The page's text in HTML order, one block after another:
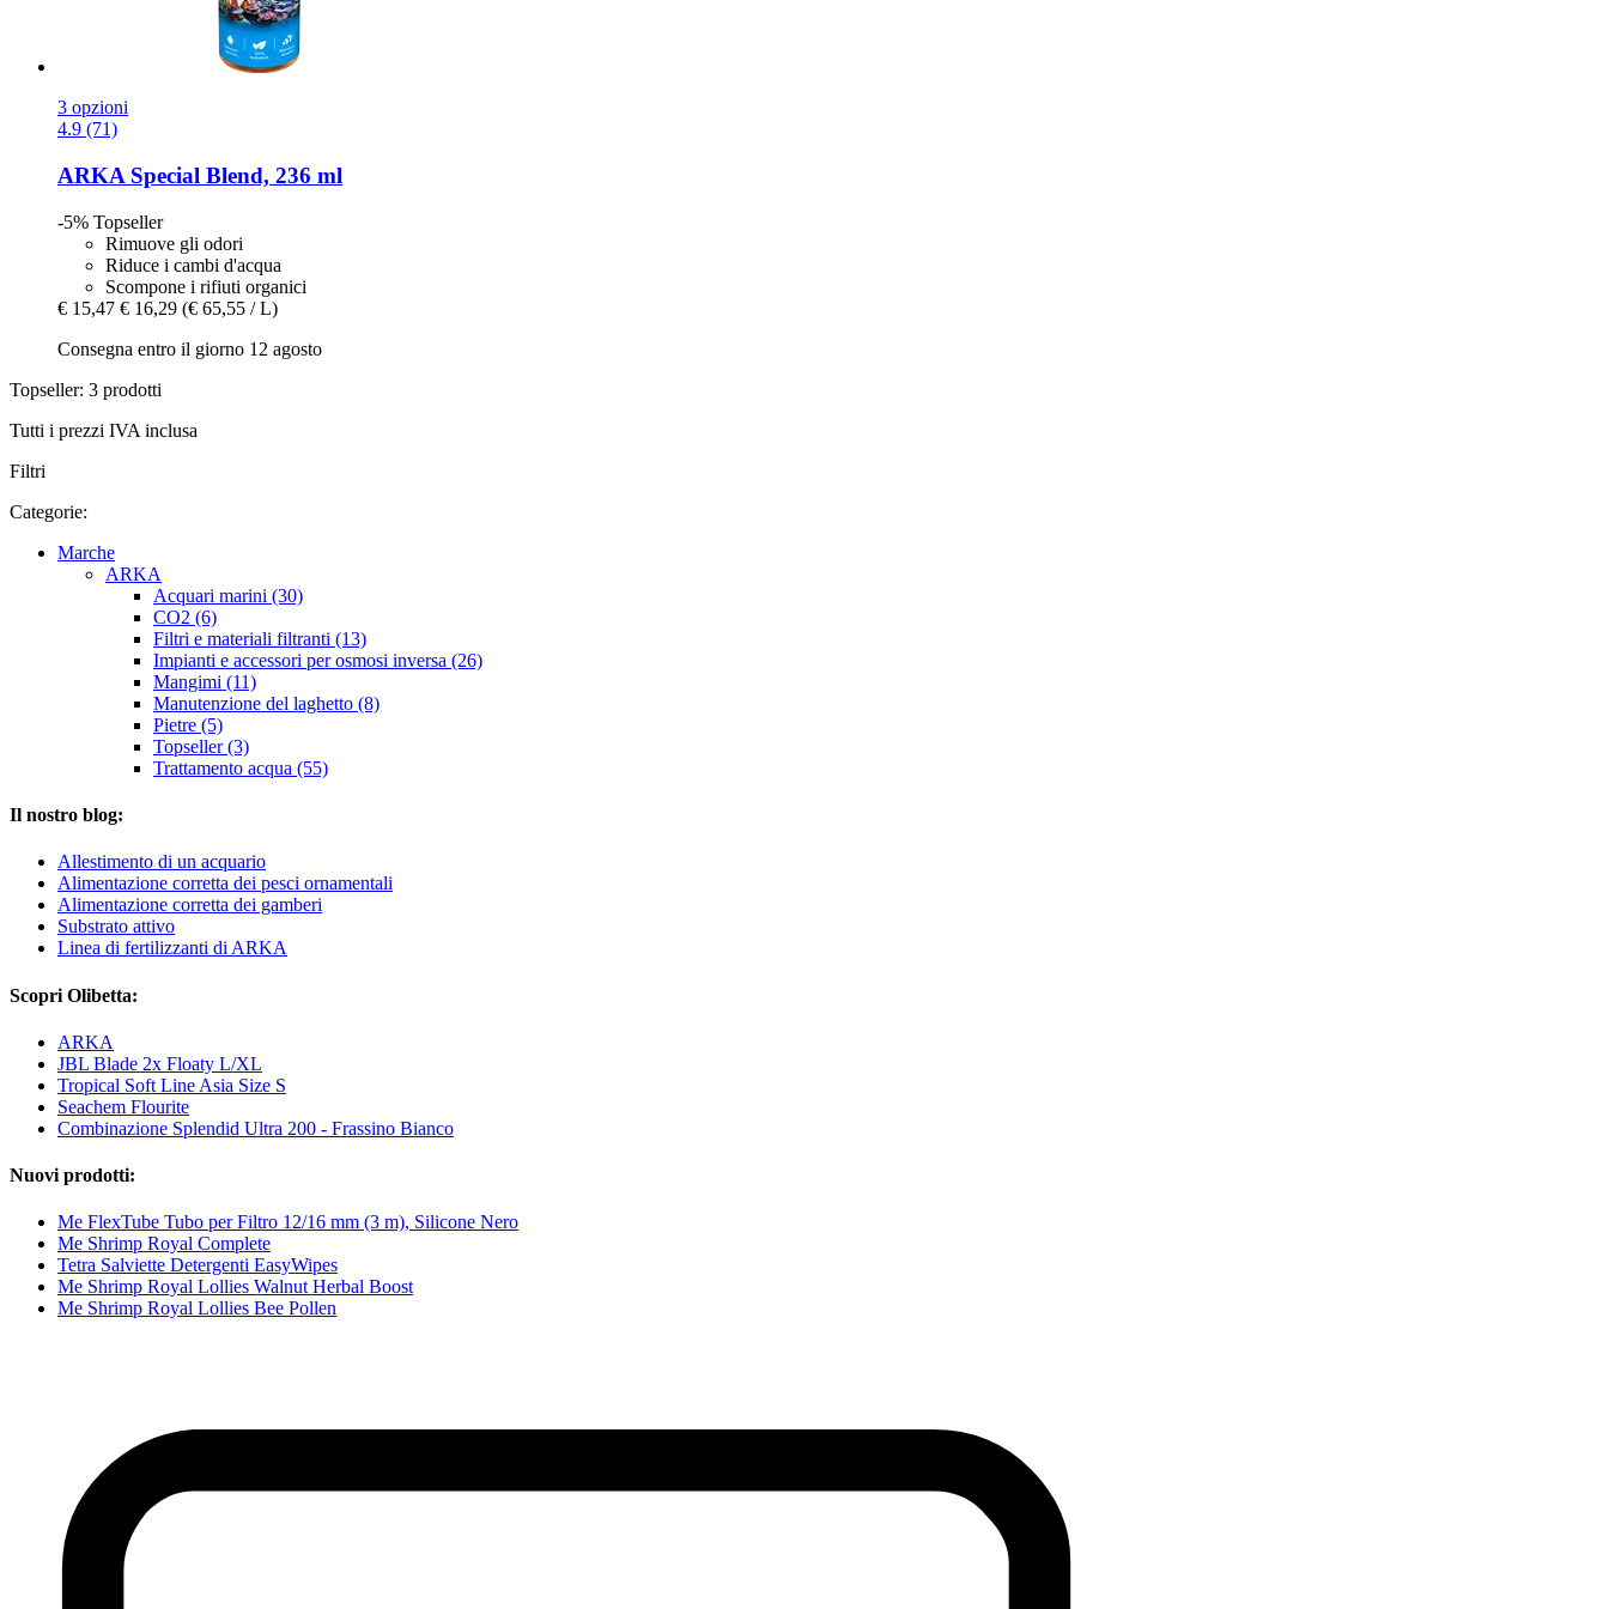
3 opzioni
4.9 (71)
ARKA Special Blend, 236 ml
-5% Topseller
Rimuove gli odori
Riduce i cambi d'acqua
Scompone i rifiuti organici
€ 15,47 € 16,29 (€ 65,55 / L)
Consegna entro il giorno 12 agosto
Topseller: 3 prodotti
Tutti i prezzi IVA inclusa
Filtri
Categorie:
Marche
ARKA
Acquari marini (30)
CO2 (6)
Filtri e materiali filtranti (13)
Impianti e accessori per osmosi inversa (26)
Mangimi (11)
Manutenzione del laghetto (8)
Pietre (5)
Topseller (3)
Trattamento acqua (55)
Il nostro blog:
Allestimento di un acquario
Alimentazione corretta dei pesci ornamentali
Alimentazione corretta dei gamberi
Substrato attivo
Linea di fertilizzanti di ARKA
Scopri Olibetta:
ARKA
JBL Blade 2x Floaty L/XL
Tropical Soft Line Asia Size S
Seachem Flourite
Combinazione Splendid Ultra 200 - Frassino Bianco
Nuovi prodotti:
Me FlexTube Tubo per Filtro 12/16 mm (3 m), Silicone Nero
Me Shrimp Royal Complete
Tetra Salviette Detergenti EasyWipes
Me Shrimp Royal Lollies Walnut Herbal Boost
Me Shrimp Royal Lollies Bee Pollen